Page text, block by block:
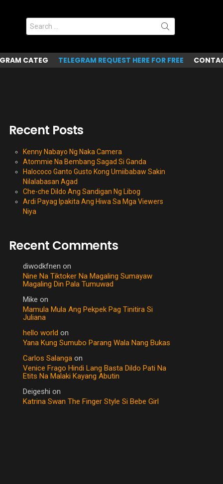
Search
for:
CATEG TELEGRAM REQUEST HERE FOR FREE
Recent Posts
Kenny Nabayo Ng Naka Camera
Atommie Na Bembang Sagad Si Ganda
Halococo Ganto Gusto Kong Umiibabaw Sakin
Nilalabasan Agad
Che-che Dildo Ang Sandigan Ng Libog
Ardi Payag Ipakita Ang Hiwa Sa Mga Viewers
Niya
Recent Comments
diwodkfnen on
Nine Na Tiktoker Na Magaling Sumayaw
Magaling Din Pala Tumuwad
Mike on
Mamula Mula Ang Pekpek Pag Tinitira Si
Juliana
hello world on
Yana Kung Sumubo Parang Wala Nang Bukas
Carlos Salanga on
Venice Frago Hindi Lang Basta Dildo Pati Na
Etits Na Malaki Kayang Abutin
Deigeshi on
Katrina Swan The Finger Style Si Bebe Girl